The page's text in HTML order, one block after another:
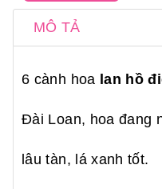
MÔ TẢ
6 cành hoa lan hồ
Đài Loan, hoa đang
lâu tàn, lá xanh tốt.